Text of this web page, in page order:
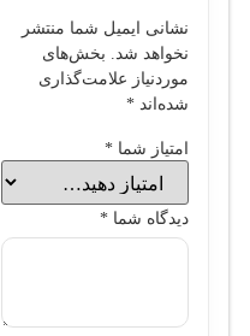
نشانی ایمیل شما منتشر
نخواهد شد. بخش‌های
موردنیاز علامت‌گذاری
شده‌اند *
امتیاز شما *
دیدگاه شما *